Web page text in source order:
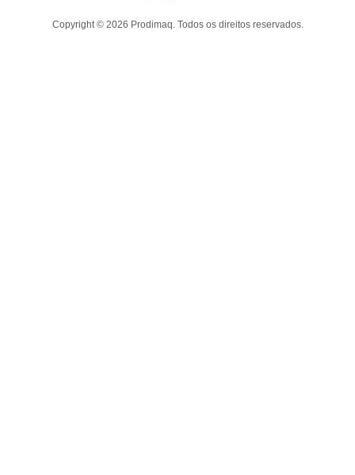
Copyright © 2026 Prodimaq. Todos os direitos reservados.